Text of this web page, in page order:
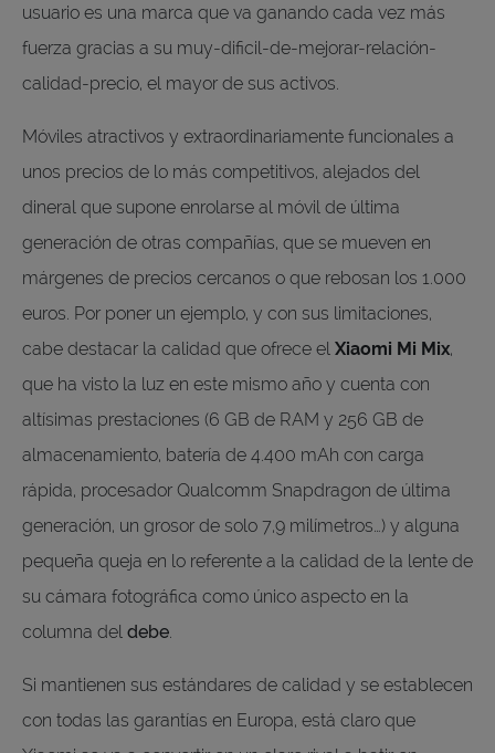
usuario es una marca que va ganando cada vez más
fuerza gracias a su muy-dificil-de-mejorar-relación-
calidad-precio, el mayor de sus activos.
Móviles atractivos y extraordinariamente funcionales a
unos precios de lo más competitivos, alejados del
dineral que supone enrolarse al móvil de última
generación de otras compañías, que se mueven en
márgenes de precios cercanos o que rebosan los 1.000
euros. Por poner un ejemplo, y con sus limitaciones,
cabe destacar la calidad que ofrece el Xiaomi Mi Mix,
que ha visto la luz en este mismo año y cuenta con
altísimas prestaciones (6 GB de RAM y 256 GB de
almacenamiento, batería de 4.400 mAh con carga
rápida, procesador Qualcomm Snapdragon de última
generación, un grosor de solo 7,9 milímetros…) y alguna
pequeña queja en lo referente a la calidad de la lente de
su cámara fotográfica como único aspecto en la
columna del debe.
Si mantienen sus estándares de calidad y se establecen
con todas las garantías en Europa, está claro que